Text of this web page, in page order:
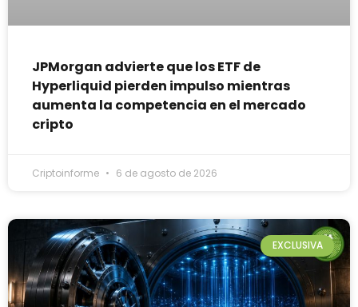
JPMorgan advierte que los ETF de
Hyperliquid pierden impulso mientras
aumenta la competencia en el mercado
cripto
Criptoinforme 6 de agosto de 2026
EXCLUSIVA